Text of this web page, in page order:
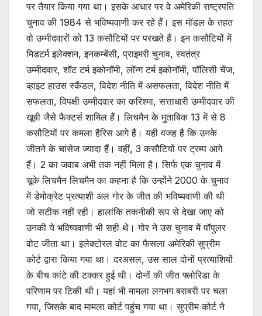
पर तैयार किया गया था। इसके आधार पर वे अमेरिकी राष्ट्रपति
चुनाव की 1984 से भविष्यवाणी कर रहे हैं। इस मॉडल के तहत
वो उम्मीदवारों को 13 कसौटियों पर परखते हैं। इन कसौटियों में
मिडटर्म इलेक्शन, इनकम्बेंसी, प्राइमरी चुनाव, स्वतंत्र
उम्मीदवार, शॉट टर्म इकोनॉमी, लॉन्ग टर्म इकोनॉमी, पॉलिसी चेंज,
व्हाइट हाउस स्कैंडल, विदेश नीति में असफलता, विदेश नीति में
सफलता, विपक्षी उम्मीदवार का करिश्मा, सत्ताधारी उम्मीदवार की
खूबी जैसे फैक्टर्स शामिल हैं। लिचमैन के मुताबिक 13 में से 8
कसौटियों पर कमला हैरिस आगे हैं। यही वजह है कि उनके
जीतने के चांसेज ज्यादा हैं। वहीं, 3 कसौटियों पर ट्रम्प आगे
हैं। 2 का जवाब अभी तक नहीं मिला है। सिर्फ एक चुनाव में
चूके लिचमैन​​​​​​​​​​​​​​ लिचमैन का कहना है कि उन्होंने 2000 के चुनाव
में डेमोक्रेट प्रत्याशी अल गोर के जीत की भविष्यवाणी की थी
जो सटीक नहीं रही। हालांकि तकनीकी रूप से देखा जाए को
उनकी ये भविष्यवाणी भी सही थे। गोर ने उस चुनाव में पॉपुलर
वोट जीता था। इलेक्टोरल वोट का फैसला अमेरिकी सुप्रीम
कोर्ट द्वारा किया गया था। दरअसल, उस साल दोनों प्रत्याशियों
के बीच कांटे की टक्कर हुई थी। दोनों की जीत फ्लोरिडा के
परिणाम पर टिकी थी। यहां भी मामला लगभग बराबरी पर चला
गया, जिसके बाद मामला कोर्ट पहुंच गया था। सुप्रीम कोर्ट ने